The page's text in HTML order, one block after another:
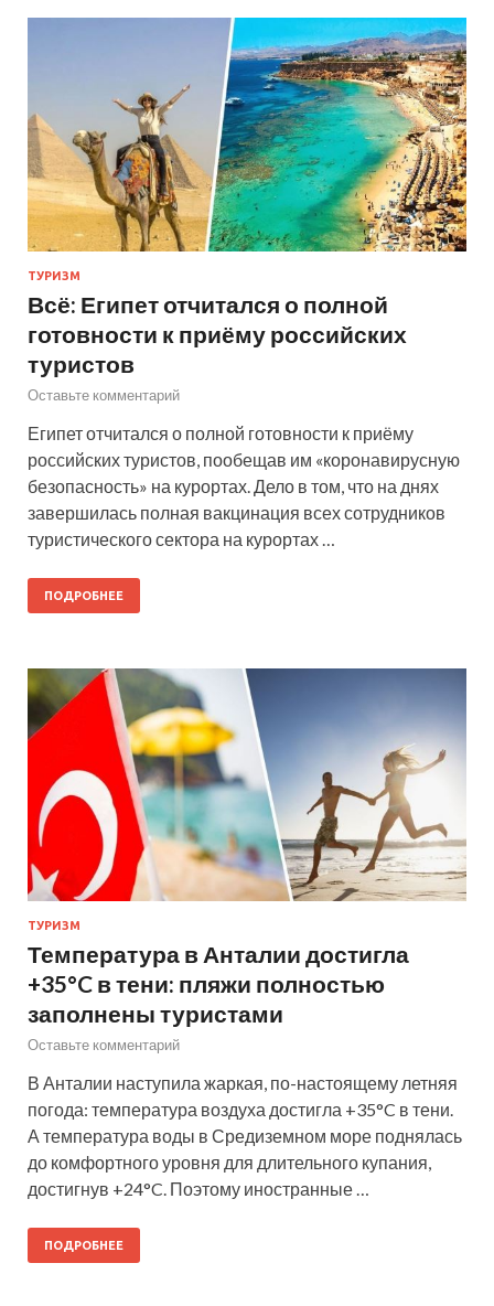
ТУРИЗМ
Всё: Египет отчитался о полной
готовности к приёму российских
туристов
Оставьте комментарий
Египет отчитался о полной готовности к приёму
российских туристов, пообещав им «коронавирусную
безопасность» на курортах. Дело в том, что на днях
завершилась полная вакцинация всех сотрудников
туристического сектора на курортах …
ПОДРОБНЕЕ
ТУРИЗМ
Температура в Анталии достигла
+35°C в тени: пляжи полностью
заполнены туристами
Оставьте комментарий
В Анталии наступила жаркая, по-настоящему летняя
погода: температура воздуха достигла +35°C в тени.
А температура воды в Средиземном море поднялась
до комфортного уровня для длительного купания,
достигнув +24°C. Поэтому иностранные …
ПОДРОБНЕЕ